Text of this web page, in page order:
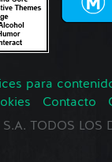
para
Contacto
TODOS LOS